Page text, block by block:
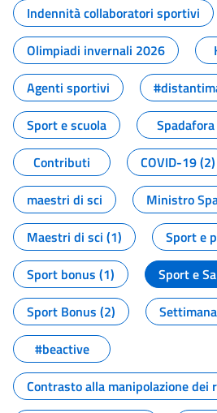
Indennità collaboratori sportivi
Olimpiadi invernali 2026
Agenti sportivi
Sport e scuola
Spadafora
Contributi
COVID-19 (2)
maestri di sci
Ministro
Maestri di sci (1)
Sport e
Sport bonus (1)
Sport e
Sport Bonus (2)
#beactive
Contrasto alla manipolazione